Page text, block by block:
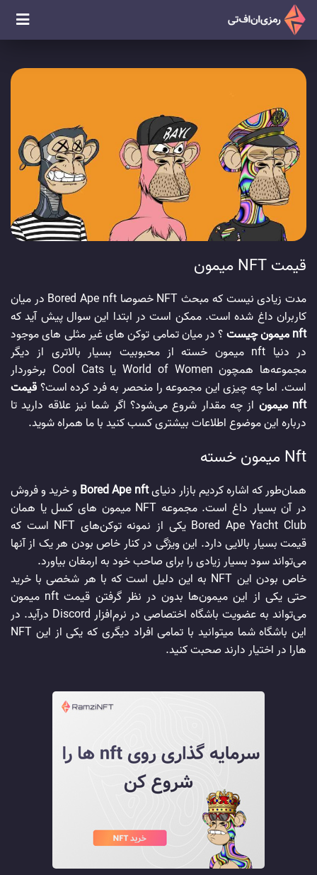
قیمت NFT میمون
مدت زیادی نیست که مبحث NFT خصوصا Bored Ape nft در میان
کاربران داغ شده است. ممکن است در ابتدا این سوال پیش آید که
nft میمون چیست
؟ در میان تمامی توکن های غیر مثلی های موجود
در دنیا nft میمون خسته از محبوبیت بسیار بالاتری از دیگر
مجموعه‌ها همچون World of Women یا Cool Cats برخوردار
است. اما چه چیزی این مجموعه را منحصر به فرد کرده است؟قیمت
nft میمون
از چه مقدار شروع می‌شود؟ اگر شما نیز علاقه دارید تا
درباره این موضوع اطلاعات بیشتری کسب کنید با ما همراه شوید.
Nft میمون خسته
همان‌طور که اشاره کردیم بازار دنیایBored Ape nft و خرید و فروش
در آن بسیار داغ است. مجموعه NFT میمون‌ های کسل یا همان
Bored Ape Yacht Club یکی از نمونه توکن‌های NFT است که
قیمت بسیار بالایی دارد. این ویژگی در کنار خاص بودن هر یک از آنها
می‌تواند سود بسیار زیادی را برای صاحب خود به ارمغان بیاورد.
خاص بودن این NFT به این دلیل است که با هر شخصی با خرید
حتی یکی از این میمون‌ها بدون در نظر گرفتن قیمت nft میمون
می‌تواند به عضویت باشگاه اختصاصی در نرم‌افزار Discord درآید. در
این باشگاه شما میتوانید با تمامی افراد دیگری که یکی از این NFT
هارا در اختیار دارند صحبت کنید.